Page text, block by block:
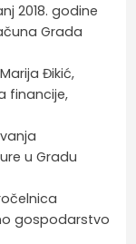
2018. godine
Grada
Đikić,
financije,
u Gradu
gospodarstvo